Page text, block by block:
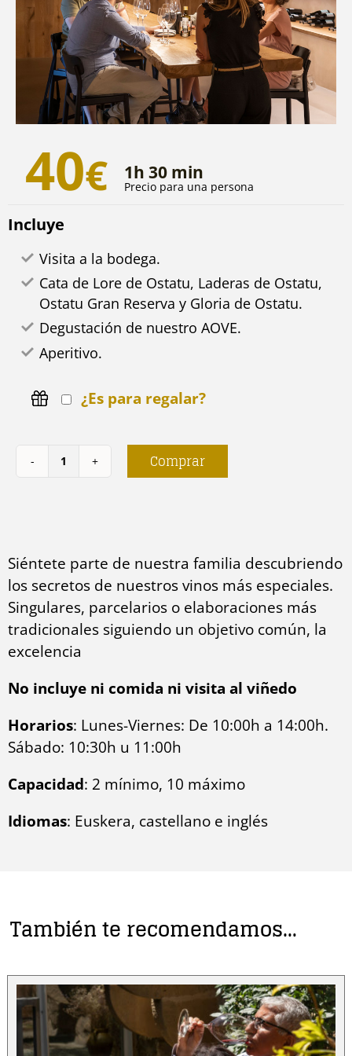
40€ 1h 30 min
Precio para una persona
Incluye
Visita a la bodega.
Cata de Lore de Ostatu, Laderas de Ostatu,
Ostatu Gran Reserva y Gloria de Ostatu.
Degustación de nuestro AOVE.
Aperitivo.
¿Es para regalar?
Visita
Comprar
Siéntete parte de nuestra familia descubriendo
los secretos de nuestros vinos más especiales.
Singulares, parcelarios o elaboraciones más
tradicionales siguiendo un objetivo común, la
excelencia
No incluye ni comida ni visita al viñedo
Horarios: Lunes-Viernes: De 10:00h a 14:00h.
Sábado: 10:30h u 11:00h
Capacidad: 2 mínimo, 10 máximo
Idiomas: Euskera, castellano e inglés
También te recomendamos…